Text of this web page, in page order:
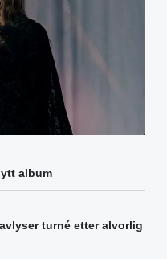
album
turné etter alvorlig